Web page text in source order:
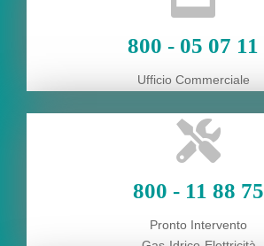
800 - 05 07 11
Ufficio Commerciale
800 - 11 88 75
Pronto Intervento